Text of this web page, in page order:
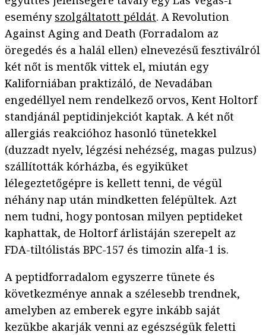
esemény szolgáltatott példát. A Revolution
Against Aging and Death (Forradalom az
öregedés és a halál ellen) elnevezésű fesztiválról
két nőt is mentők vittek el, miután egy
Kaliforniában praktizáló, de Nevadában
engedéllyel nem rendelkező orvos, Kent Holtorf
standjánál peptidinjekciót kaptak. A két nőt
allergiás reakcióhoz hasonló tünetekkel
(duzzadt nyelv, légzési nehézség, magas pulzus)
szállították kórházba, és egyiküket
lélegeztetőgépre is kellett tenni, de végül
néhány nap után mindketten felépültek. Azt
nem tudni, hogy pontosan milyen peptideket
kaphattak, de Holtorf árlistáján szerepelt az
FDA-tiltólistás BPC-157 és timozin alfa-1 is.
A peptidforradalom egyszerre tünete és
következménye annak a szélesebb trendnek,
amelyben az emberek egyre inkább saját
kezükbe akarják venni az egészségük feletti